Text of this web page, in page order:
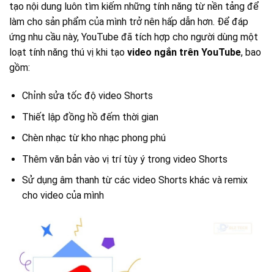
tạo nội dung luôn tìm kiếm những tính năng từ nền tảng để
làm cho sản phẩm của mình trở nên hấp dẫn hơn. Để đáp
ứng nhu cầu này, YouTube đã tích hợp cho người dùng một
loạt tính năng thú vị khi tạo video ngắn trên YouTube, bao
gồm:
Chỉnh sửa tốc độ video Shorts
Thiết lập đồng hồ đếm thời gian
Chèn nhạc từ kho nhạc phong phú
Thêm văn bản vào vị trí tùy ý trong video Shorts
Sử dụng âm thanh từ các video Shorts khác và remix
cho video của mình